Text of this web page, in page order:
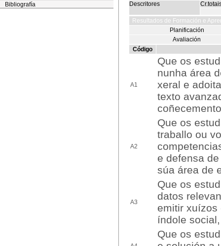
Bibliografía
Descritores
Resultados de Formación e
Planificación
Avaliación
Código
A1
Que os
nunha área
xeral e
texto
A2
Que os
traballo ou
e defensa
súa área de
A3
Que os
datos
emitir xuízos
índole
Que os